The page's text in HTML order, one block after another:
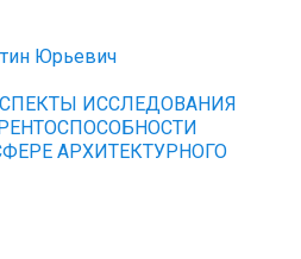
Юрьевич
ИССЛЕДОВАНИЯ
АРХИТЕКТУРНОГО